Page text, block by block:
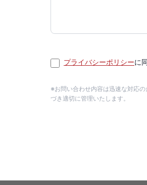
プライバシーポリシーに
※お問い合わせ内容は迅速な対応
づき適切に管理いたします。